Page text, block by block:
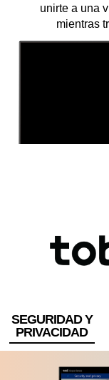
unirte a una
mientras
SEGURIDAD Y
PRIVACIDAD